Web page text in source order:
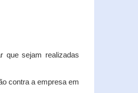
que sejam realizadas
contra a empresa em